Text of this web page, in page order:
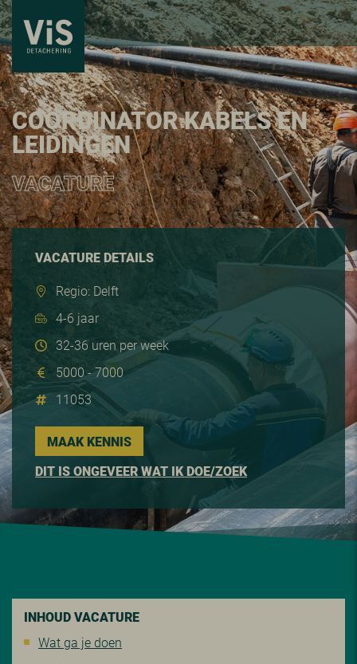
COÖRDINATOR KABELS EN
LEIDINGEN
VACATURE
VACATURE DETAILS
Regio: Delft
4-6 jaar
32-36 uren per week
5000 - 7000
11053
MAAK KENNIS
DIT IS ONGEVEER WAT IK DOE/ZOEK
INHOUD VACATURE
Wat ga je doen